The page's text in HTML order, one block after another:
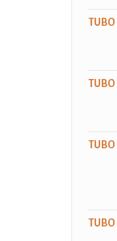
TUBO
TUBO
TUBO